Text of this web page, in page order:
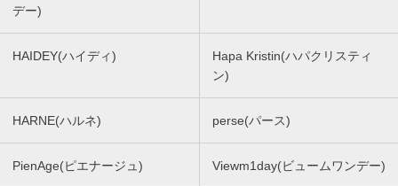
デー)
HAIDEY(ハイディ)
Hapa Kristin(ハパクリスティ
ン)
HARNE(ハルネ) perse(パース)
PienAge(ピエナージュ) Viewm1day(ビュームワンデー)